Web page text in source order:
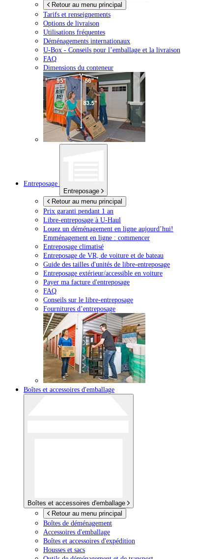
Retour au menu principal
Tarifs et renseignements
Options de livraison
Utilisations fréquentes
Déménagements internationaux
U-Box - Conseils pour l’emballage et la livraison
FAQ
Dimensions du conteneur
Entreposage
Entreposage
Retour au menu principal
Prix garanti pendant 1 an
Libre-entreposage à U-Haul
Louez un déménagement en ligne aujourd’hui!
Emménagement en ligne : commencer
Entreposage climatisé
Entreposage de VR, de voiture et de bateau
Guide des tailles d'unités de libre-entreposage
Entreposage extérieur/accessible en voiture
Payer ma facture d'entreposage
FAQ
Conseils sur le libre-entreposage
Fournitures d’entreposage
Boîtes et accessoires d'emballage
Boîtes et accessoires d'emballage
Retour au menu principal
Boîtes de déménagement
Accessoires d'emballage
Boîtes et accessoires d'expédition
Housses et sacs